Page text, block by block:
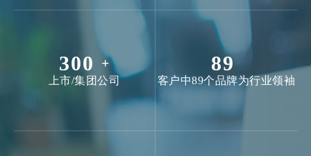
300 +
上市/集团公司
89
客户中89个品牌为行业领袖